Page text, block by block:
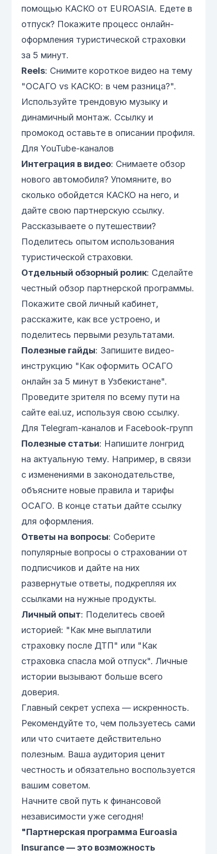
помощью КАСКО от EUROASIA. Едете в
отпуск? Покажите процесс онлайн-
оформления туристической страховки
за 5 минут.
Reels: Снимите короткое видео на тему
"ОСАГО vs КАСКО: в чем разница?".
Используйте трендовую музыку и
динамичный монтаж. Ссылку и
промокод оставьте в описании профиля.
Для YouTube-каналов
Интеграция в видео: Снимаете обзор
нового автомобиля? Упомяните, во
сколько обойдется КАСКО на него, и
дайте свою партнерскую ссылку.
Рассказываете о путешествии?
Поделитесь опытом использования
туристической страховки.
Отдельный обзорный ролик: Сделайте
честный обзор партнерской программы.
Покажите свой личный кабинет,
расскажите, как все устроено, и
поделитесь первыми результатами.
Полезные гайды: Запишите видео-
инструкцию "Как оформить ОСАГО
онлайн за 5 минут в Узбекистане".
Проведите зрителя по всему пути на
сайте eai.uz, используя свою ссылку.
Для Telegram-каналов и Facebook-групп
Полезные статьи: Напишите лонгрид
на актуальную тему. Например, в связи
с изменениями в законодательстве,
объясните новые правила и тарифы
ОСАГО. В конце статьи дайте ссылку
для оформления.
Ответы на вопросы: Соберите
популярные вопросы о страховании от
подписчиков и дайте на них
развернутые ответы, подкрепляя их
ссылками на нужные продукты.
Личный опыт: Поделитесь своей
историей: "Как мне выплатили
страховку после ДТП" или "Как
страховка спасла мой отпуск". Личные
истории вызывают больше всего
доверия.
Главный секрет успеха — искренность.
Рекомендуйте то, чем пользуетесь сами
или что считаете действительно
полезным. Ваша аудитория ценит
честность и обязательно воспользуется
вашим советом.
Начните свой путь к финансовой
независимости уже сегодня!
"Партнерская программа Euroasia
Insurance — это возможность